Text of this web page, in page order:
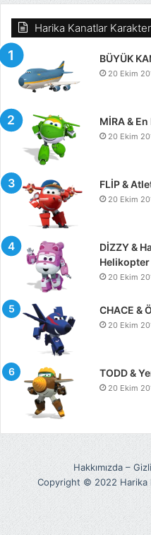
Harika Kanatlar
BÜYÜK
20 Ekim
MİRA &
20 Ekim
FLİP &
20 Ekim
DİZZY &
Helikopter
20 Ekim
CHACE &
20 Ekim
TODD &
20 Ekim
Hakkımızda–
Copyright © 2022 Harika